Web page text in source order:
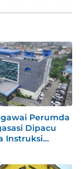
Perumda
Dipacu
Instruksi